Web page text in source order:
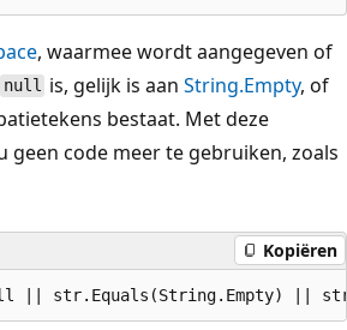
, waarmee wordt aangegeven of
null is, gelijk is aanString.Empty, of
bestaat. Met deze
geen code meer te gebruiken, zoals
Kopiëren